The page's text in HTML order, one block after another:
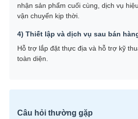
nhận sản phẩm cuối cùng, dịch vụ
vận chuyển kịp thời.
4) Thiết lập và dịch vụ sau bán
Hỗ trợ lắp đặt thực địa và hỗ trợ kỹ
toàn diện.
Câu hỏi thường gặp